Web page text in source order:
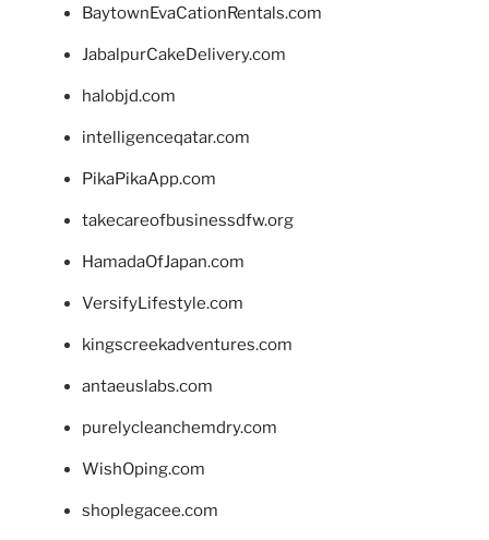
BaytownEvaCationRentals.com
JabalpurCakeDelivery.com
halobjd.com
intelligenceqatar.com
PikaPikaApp.com
takecareofbusinessdfw.org
HamadaOfJapan.com
VersifyLifestyle.com
kingscreekadventures.com
antaeuslabs.com
purelycleanchemdry.com
WishOping.com
shoplegacee.com